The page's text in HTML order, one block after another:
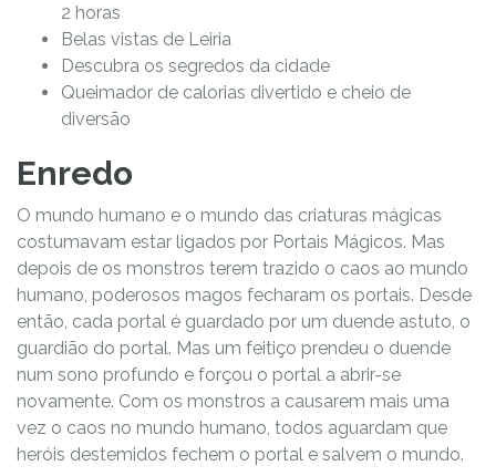
2 horas
Belas vistas de Leiria
Descubra os segredos da cidade
Queimador de calorias divertido e cheio de
diversão
Enredo
O mundo humano e o mundo das criaturas mágicas
costumavam estar ligados por Portais Mágicos. Mas
depois de os monstros terem trazido o caos ao mundo
humano, poderosos magos fecharam os portais. Desde
então, cada portal é guardado por um duende astuto, o
guardião do portal. Mas um feitiço prendeu o duende
num sono profundo e forçou o portal a abrir-se
novamente. Com os monstros a causarem mais uma
vez o caos no mundo humano, todos aguardam que
heróis destemidos fechem o portal e salvem o mundo.